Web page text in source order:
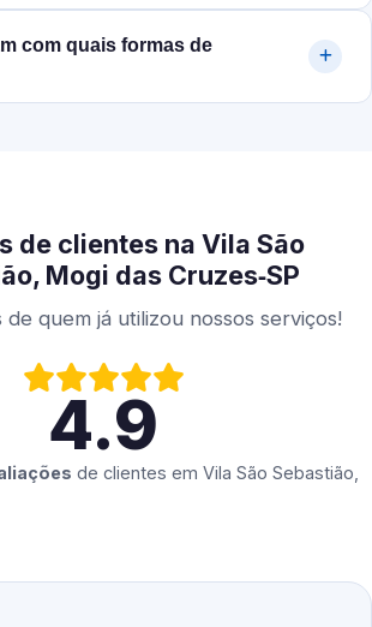
com quais formas de
de clientes na Vila São
Mogi das Cruzes‑SP
de quem já utilizou nossos serviços!
4.9
de clientes em Vila São Sebastião,